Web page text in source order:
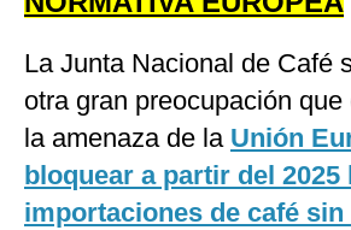
La Junta Nacional de Café
otra gran preocupación
la amenaza de la Unión
bloquear a partir del 2025
importaciones de café